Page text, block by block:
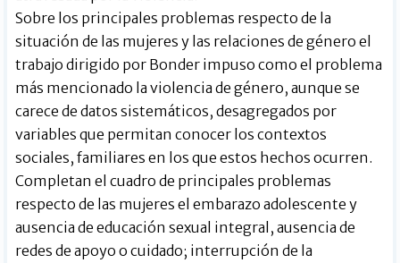
Sobre los principales problemas respecto de la
situación de las mujeres y las relaciones de género el
trabajo dirigido por Bonder impuso como el problema
más mencionado la violencia de género, aunque se
carece de datos sistemáticos, desagregados por
variables que permitan conocer los contextos
sociales, familiares en los que estos hechos ocurren.
Completan el cuadro de principales problemas
respecto de las mujeres el embarazo adolescente y
ausencia de educación sexual integral, ausencia de
redes de apoyo o cuidado; interrupción de la